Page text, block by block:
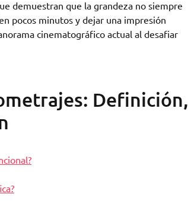
demuestran que la grandeza no siempre
pocos minutos y dejar una impresión
cinematográfico actual al desafiar
Definición,